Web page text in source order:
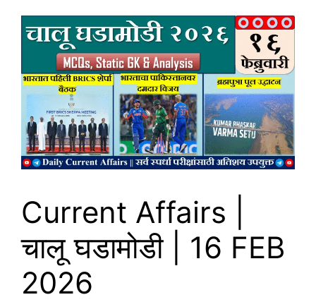
Current Affairs |
चालू घडामोडी | 16 FEB
2026